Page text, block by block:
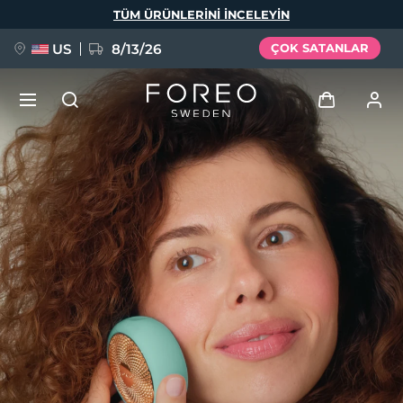
TÜM ÜRÜNLERINI INCELEYIN
US 8/13/26 ÇOK SATANLAR
Giriş
Kullanici profi̇li̇
Cihazlarım
Siparişlerim
Adresim
Aboneliklerim
YENİ
FAQ™ Pure Beauty-Tech Elixir
BREAKING NEWS
issa™ Teeth Whitening Set
Dil Seçimi
English Deutsch
Español
Français
Italiano
Português
Polski
Svenska
Русский
Türkçe
简体中文 繁體中文